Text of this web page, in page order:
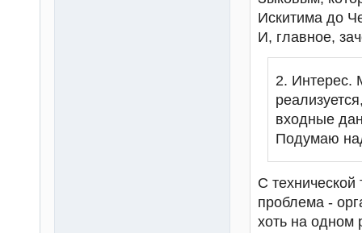
Искитима до
И, главное,
2. Интерес.
входные
Подумаю
С технической
проблема -
хоть на одном